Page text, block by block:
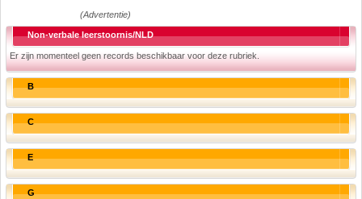
(Advertentie)
Non-verbale leerstoornis/NLD
Er zijn momenteel geen records beschikbaar voor deze rubriek.
B
C
E
G